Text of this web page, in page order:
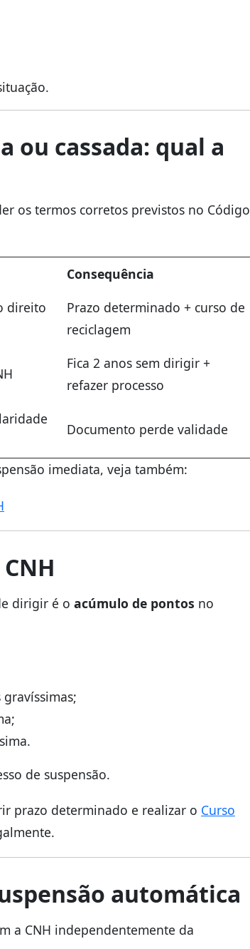
ou cassada: qual a
os termos corretos previstos no Código
Consequência
direito
Prazo determinado + curso de
reciclagem
Fica 2 anos sem dirigir +
refazer processo
Documento perde validade
imediata, veja também:
dirigir é o acúmulo de pontos no
de suspensão.
prazo determinado e realizar o Curso
automática
a CNH independentemente da